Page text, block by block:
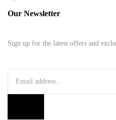
Our Newsletter
Sign up for the latest offers and